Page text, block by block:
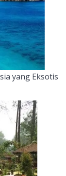
yang Eksotis